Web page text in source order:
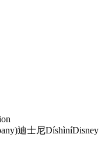
迪士尼DíshìníDisney